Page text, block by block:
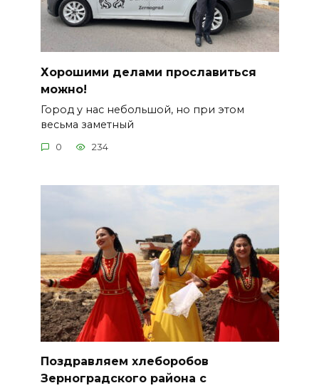
Хорошими делами прославиться
можно!
Город у нас небольшой, но при этом
весьма заметный
0 234
Поздравляем хлеборобов
Зерноградского района с